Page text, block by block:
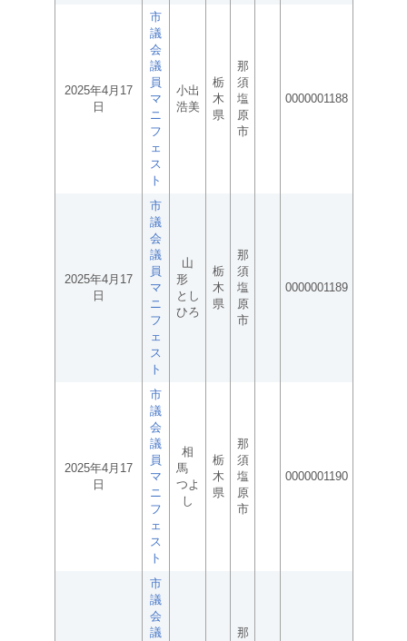
2025年4月17
日
市
議
会
議
員
マ
ニ
フ
ェ
ス
ト
小出
浩美
栃
木
県
那
須
塩
原
市
0000001188
2025年4月17
日
市
議
会
議
員
マ
ニ
フ
ェ
ス
ト
山
形
とし
ひろ
栃
木
県
那
須
塩
原
市
0000001189
2025年4月17
日
市
議
会
議
員
マ
ニ
フ
ェ
ス
ト
相
馬
つよ
し
栃
木
県
那
須
塩
原
市
0000001190
市
議
会
議
那